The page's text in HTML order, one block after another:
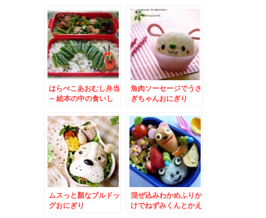
はらぺこあおむし弁当
– 絵本の中の食いし
魚肉ソーセージでうさ
ぎちゃんおにぎり
ムスっと顏なブルドッ
グおにぎり
混ぜ込みわかめふりか
けでねずみくんとかえ